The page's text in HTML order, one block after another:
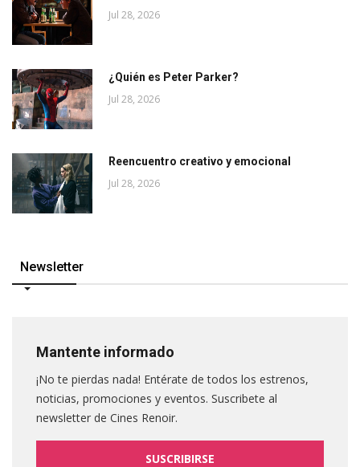
Jul 28, 2026
¿Quién es Peter Parker?
Jul 28, 2026
Reencuentro creativo y emocional
Jul 28, 2026
Newsletter
Mantente informado
¡No te pierdas nada! Entérate de todos los estrenos,
noticias, promociones y eventos. Suscribete al
newsletter de Cines Renoir.
SUSCRIBIRSE